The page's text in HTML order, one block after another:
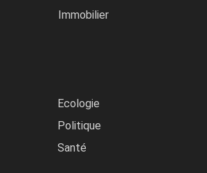
Immobilier
Ecologie
Politique
Santé